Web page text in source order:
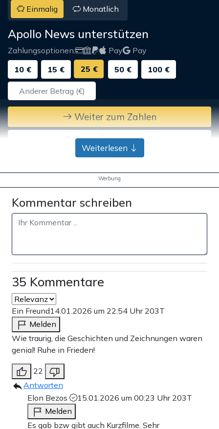
Einmalig Monatlich
Apollo News unterstützen
Zahlungsoptionen: Pay
Pay
10 €
15 € 25 € 50 € 100 €
Weiter zum Zahlen
Bank-Überweisung
Weiterlesen
Werbung
Kommentar schreiben
35 Kommentare
Ein Freund14.01.2026 um 22:54 Uhr 203T
Melden
Wie traurig, die Geschichten und Zeichnungen waren
genial! Ruhe in Frieden!
22
Antworten
Elon Bezos
15.01.2026 um 00:23 Uhr 203T
Melden
Es gab bzw gibt auch Kurzfilme. Sehr